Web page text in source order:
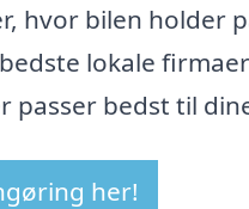
hvor bilen holder
lokale
passer bedst til
her!